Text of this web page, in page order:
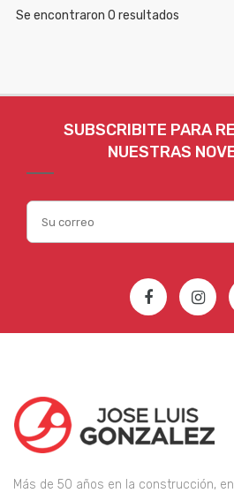
Se encontraron 0 resultados
SUBSCRIBITE PARA
NUESTRAS
Más de 50 años en la construcción,